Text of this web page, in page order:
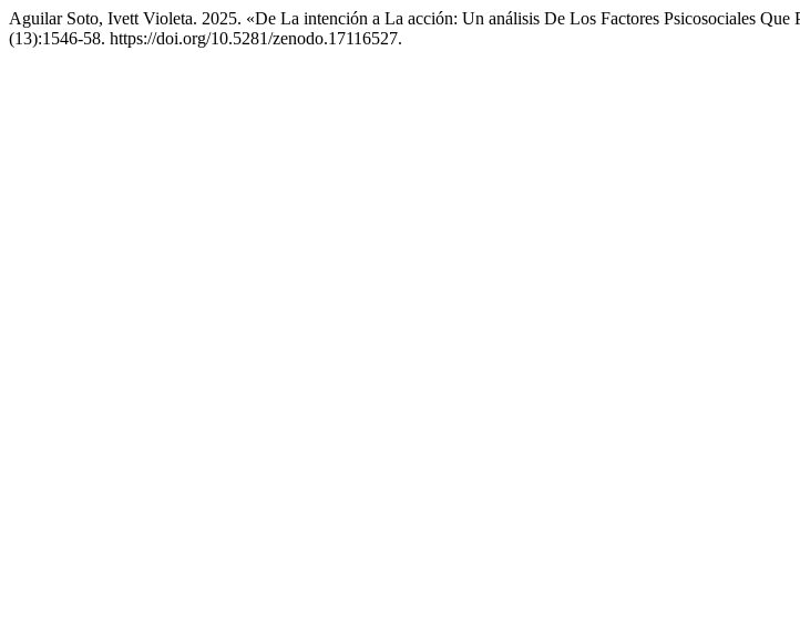
Aguilar Soto, Ivett Violeta. 2025. «De La intención a La acción: Un análisis De Los Factores Psicosociales
(13):1546-58. https://doi.org/10.5281/zenodo.17116527.